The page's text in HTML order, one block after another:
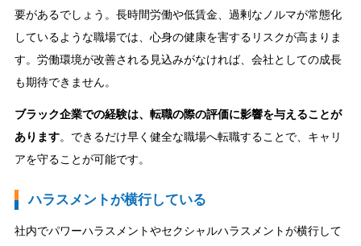
要があるでしょう。長時間労働や低賃金、過剰なノルマが常態化
しているような職場では、心身の健康を害するリスクが高まりま
す。労働環境が改善される見込みがなければ、会社としての成長
も期待できません。
ブラック企業での経験は、転職の際の評価に影響を与えることが
あります。できるだけ早く健全な職場へ転職することで、キャリ
アを守ることが可能です。
ハラスメントが横行している
社内でパワーハラスメントやセクシャルハラスメントが横行して